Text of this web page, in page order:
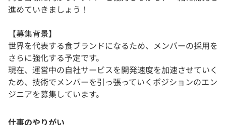
進めていきましょう！
【募集背景】
世界を代表する食ブランドになるため、メンバーの採用を
さらに強化する予定です。
現在、運営中の自社サービスを開発速度を加速させていく
ため、技術でメンバーを引っ張っていくポジションのエン
ジニアを募集しています。
仕事のやりがい